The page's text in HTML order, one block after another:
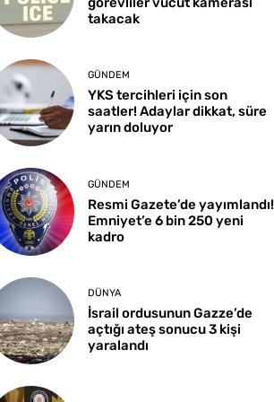
takacak
GÜNDEM
YKS tercihleri için son
saatler! Adaylar dikkat, süre
yarın doluyor
GÜNDEM
Resmi Gazete’de yayımlandı!
Emniyet’e 6 bin 250 yeni
kadro
DÜNYA
İsrail ordusunun Gazze’de
açtığı ateş sonucu 3 kişi
yaralandı